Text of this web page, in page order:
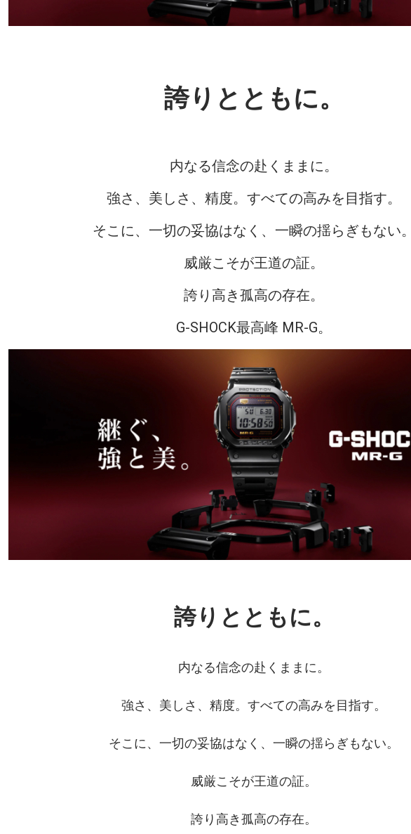
誇りとともに。
内なる信念の赴くままに。
強さ、美しさ、精度。すべての高みを目指す。
そこに、一切の妥協はなく、一瞬の揺らぎもない
威厳こそが王道の証。
誇り高き孤高の存在。
G-SHOCK最高峰 MR-G。
誇りとともに。
内なる信念の赴くままに。
強さ、美しさ、精度。すべての高みを目指す。
そこに、一切の妥協はなく、一瞬の揺らぎもない。
威厳こそが王道の証。
誇り高き孤高の存在。